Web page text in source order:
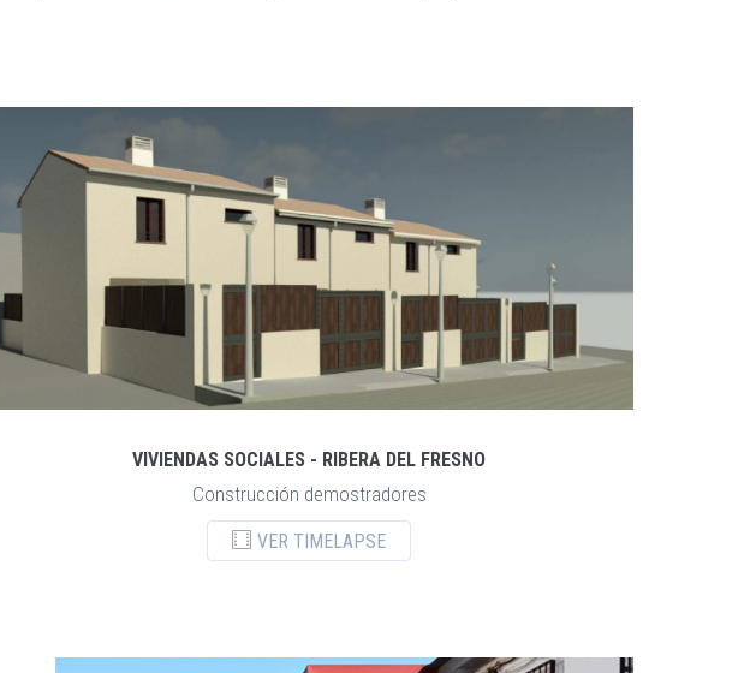
VIVIENDAS SOCIALES - RIBERA DEL FRESNO
Construcción demostradores
VER TIMELAPSE